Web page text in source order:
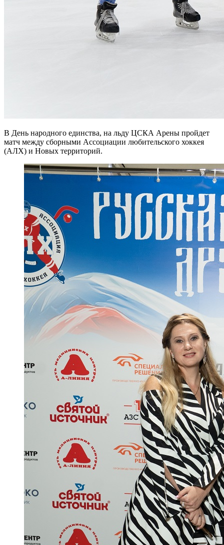
В День народного единства, на льду ЦСКА Арены пройдет
матч между сборными Ассоциации любительского хоккея
(АЛХ) и Новых территорий.